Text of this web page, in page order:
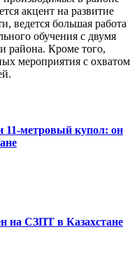
акцент на развитие
ведется большая работа
обучения с двумя
района. Кроме того,
мероприятия с охватом
11-метровый купол: он
на СЗПТ в Казахстане